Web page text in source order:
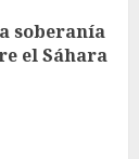
soberanía
el Sáhara